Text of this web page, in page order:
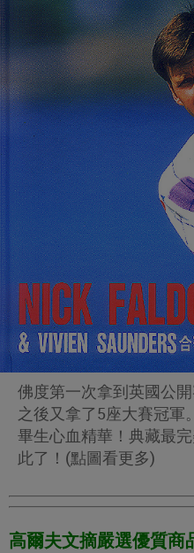
佛度第一次拿到英國公
之後又拿了5座大賽冠軍
畢生心血精華！典藏最
此了！(點圖看更多)
高爾夫文摘嚴選優質商